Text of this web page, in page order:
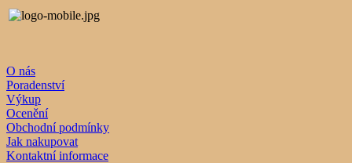
O nás
Poradenství
Výkup
Ocenění
Obchodní podmínky
Jak nakupovat
Kontaktní informace